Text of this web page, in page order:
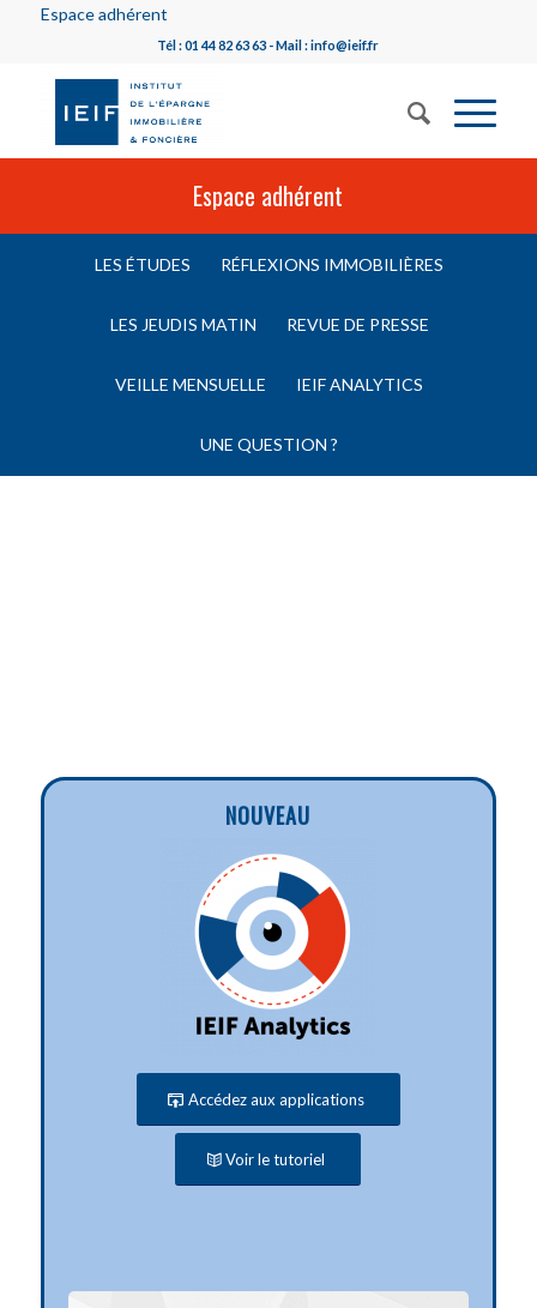
Espace adhérent
Tél : 01 44 82 63 63 - Mail : info@ieif.fr
Espace adhérent
LES ÉTUDES RÉFLEXIONS IMMOBILIÈRES
LES JEUDIS MATIN REVUE DE PRESSE
VEILLE MENSUELLE IEIF ANALYTICS
UNE QUESTION ?
NOUVEAU
Accédez aux applications
Voir le tutoriel